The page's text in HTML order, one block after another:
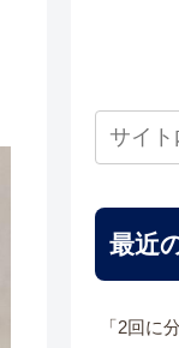
最近
「2回に